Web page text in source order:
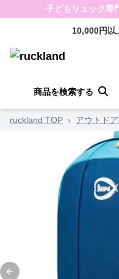
子どもリュック専
10,000円以
商品を検索する
ruckland TOP › アウトド
Previous slide